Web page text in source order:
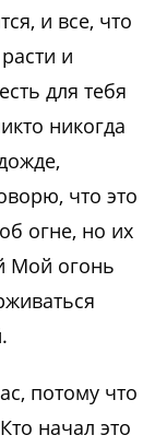
и все, что
и
для тебя
никогда
что это
огне, но их
Мой огонь
потому что
начал это